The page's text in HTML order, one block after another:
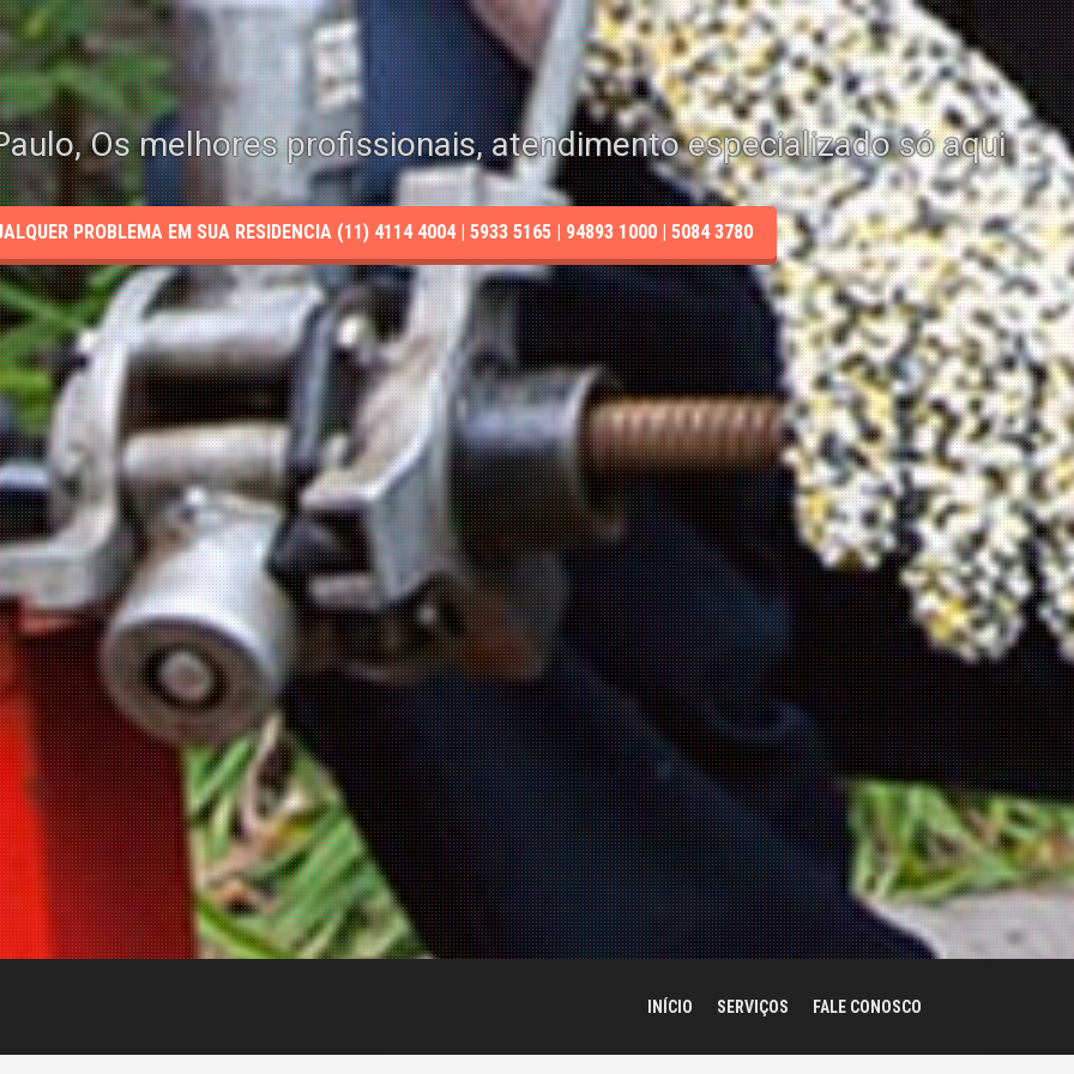
Os melhores profissionais, atendimento especializado só aqui
PROBLEMA EM SUA RESIDENCIA (11) 4114 4004 | 5933 5165 | 94893 1000 | 5084 3780
INÍCIO SERVIÇOS FALE CONOSCO